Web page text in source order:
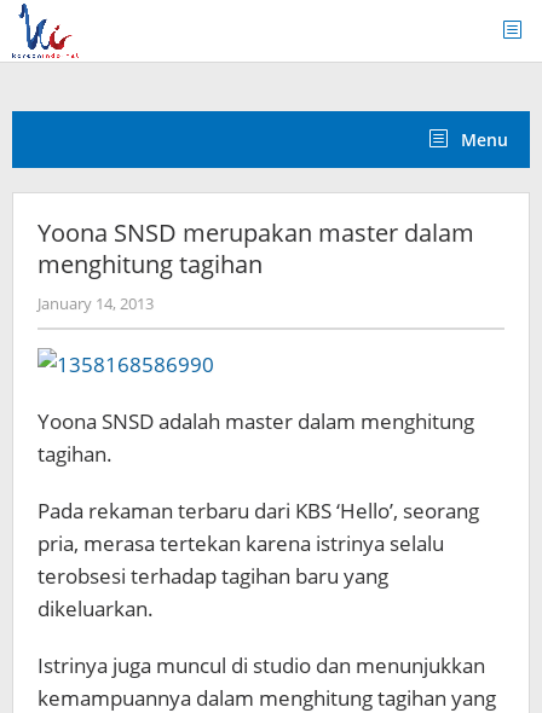
Skip
content
Menu
Yoona SNSD merupakan master dalam
menghitung tagihan
January 14, 2013by
Koreanindo
Yoona SNSD adalah master dalam menghitung
tagihan.
Pada rekaman terbaru dari KBS ‘Hello’, seorang
pria, merasa tertekan karena istrinya selalu
terobsesi terhadap tagihan baru yang
dikeluarkan.
Istrinya juga muncul di studio dan menunjukkan
kemampuannya dalam menghitung tagihan yang